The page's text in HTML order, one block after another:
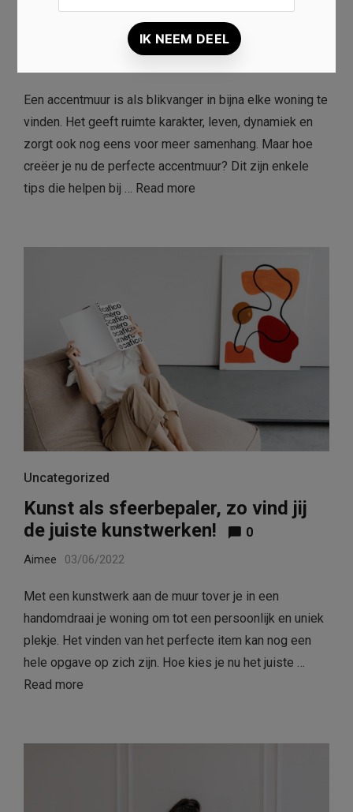
In enkele stappen naar de perfecte
0
Een accentmuur is als blikvanger in bijna elke woning te
vinden. Het geeft ruimte karakter, leven, dynamiek en
zorgt ook nog eens voor meer samenhang. Maar hoe
creëer je nu de perfecte accentmuur? Dit zijn enkele
tips die helpen bij … Read more
Uncategorized
Kunst als sfeerbepaler, zo vind jij
de juiste kunstwerken!
0
Aimee 03/06/2022
Met een kunstwerk aan de muur tover je in een
handomdraai je woning om tot een persoonlijk en uniek
plekje. Het vinden van het perfecte item kan nog een
hele opgave op zich zijn. Hoe kies je nu het juiste …
Read more